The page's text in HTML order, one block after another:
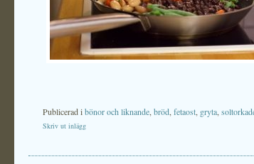
Publicerad ibönor och liknande bröd fetaost gryta
Skriv ut inlägg